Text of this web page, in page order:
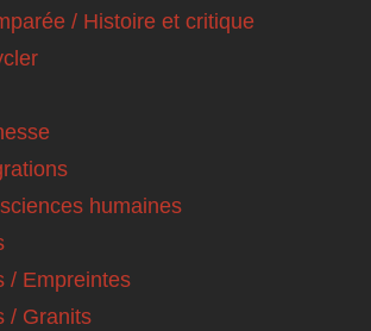
/ Histoire et critique
humaines
/ Empreintes
/ Granits